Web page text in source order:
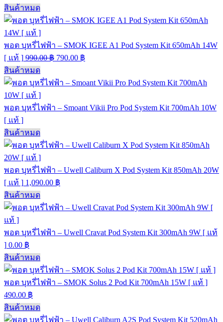
สินค้าหมด
พอต บุหรี่ไฟฟ้า – SMOK IGEE A1 Pod System Kit 650mAh 14W
[ แท้ ] 990.00฿ 790.00 ฿
สินค้าหมด
พอต บุหรี่ไฟฟ้า – Smoant Vikii Pro Pod System Kit 700mAh 10W
[ แท้ ]
สินค้าหมด
พอต บุหรี่ไฟฟ้า – Uwell Caliburn X Pod System Kit 850mAh 20W
[ แท้ ] 1,090.00 ฿
สินค้าหมด
พอต บุหรี่ไฟฟ้า – Uwell Cravat Pod System Kit 300mAh 9W [ แท้
] 0.00 ฿
สินค้าหมด
พอต บุหรี่ไฟฟ้า – SMOK Solus 2 Pod Kit 700mAh 15W [ แท้ ]
490.00 ฿
สินค้าหมด